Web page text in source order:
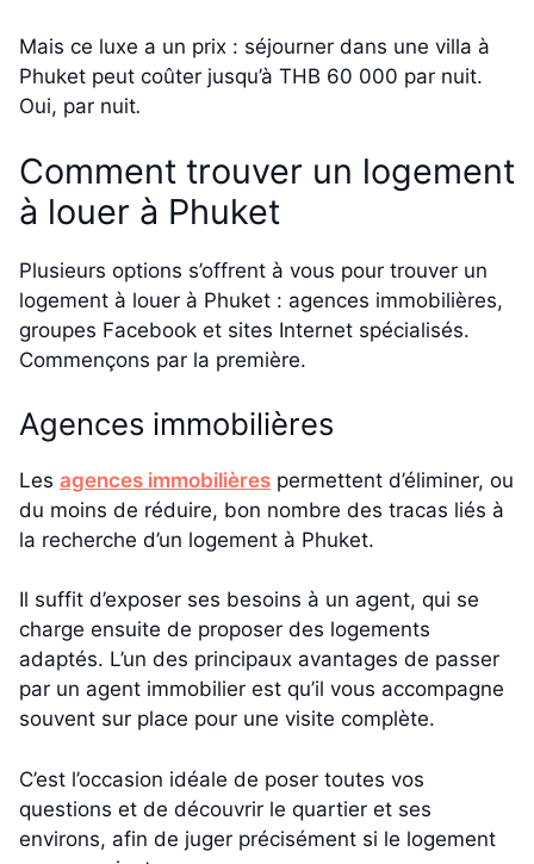
Mais ce luxe a un prix : séjourner dans une villa à
Phuket peut coûter jusqu’à THB 60 000 par nuit.
Oui, par nuit.
Comment trouver un logement
à louer à Phuket
Plusieurs options s’offrent à vous pour trouver un
logement à louer à Phuket : agences immobilières,
groupes Facebook et sites Internet spécialisés.
Commençons par la première.
Agences immobilières
Les agences immobilières permettent d’éliminer, ou
du moins de réduire, bon nombre des tracas liés à
la recherche d’un logement à Phuket.
Il suffit d’exposer ses besoins à un agent, qui se
charge ensuite de proposer des logements
adaptés. L’un des principaux avantages de passer
par un agent immobilier est qu’il vous accompagne
souvent sur place pour une visite complète.
C’est l’occasion idéale de poser toutes vos
questions et de découvrir le quartier et ses
environs, afin de juger précisément si le logement